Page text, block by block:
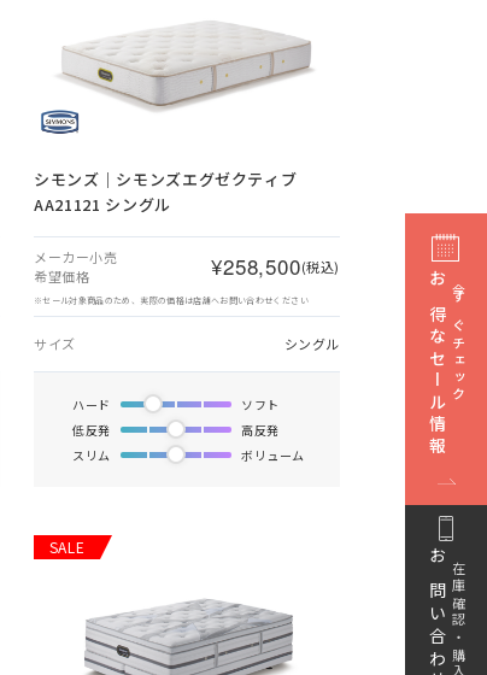
シモンズ｜シモンズエグゼクティブ
AA21121 シングル
メーカー小売
希望価格
¥258,500(税込)
※セール対象商品のため、実際の価格は店舗へお問い合わせください
サイズ シングル
ハード
ソフト
低反発
高反発
スリム
ボリューム
SALE
今すぐチェック
お得なセール情報
お問い合わせ在庫確認・購入相談